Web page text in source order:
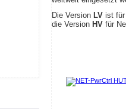
Die Version LV ist für
die Version HV für